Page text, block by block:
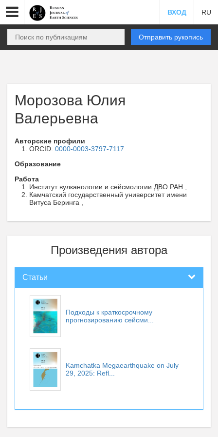
ВХОД RU
Отправить рукопись
Морозова Юлия
Валерьевна
Авторские профили
ORCID: 0000-0003-3797-7117
Образование
Работа
Институт вулканологии и сейсмологии ДВО РАН ,
Камчатский государственный университет имени
Витуса Беринга ,
Произведения автора
Статьи
Подходы к краткосрочному
прогнозированию сейсми...
Kamchatka Megaearthquake on July
29, 2025: Refl...